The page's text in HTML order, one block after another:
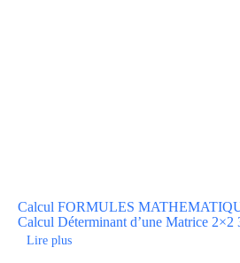
Calcul FORMULES
Calcul Déterminant d’une Matrice
Lire plus